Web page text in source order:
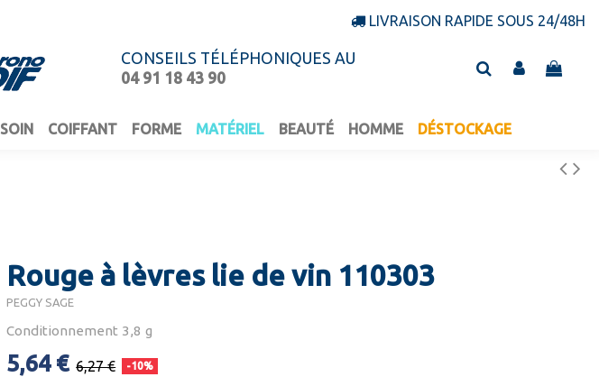
LIVRAISON RAPIDE SOUS 24/48H
CONSEILS TÉLÉPHONIQUES AU
04 91 18 43 90
SOIN COIFFANT FORME MATÉRIEL BEAUTÉ HOMME DÉSTOCKAGE
Rouge à lèvres lie de vin 110303
PEGGY SAGE
Conditionnement 3,8 g
5,64 € 6,27 € -10%